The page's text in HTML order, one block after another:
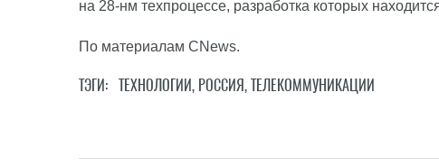
на 28-нм техпроцессе, разработка которых
По материалам CNews.
ТЭГИ: ТЕХНОЛОГИИ, РОССИЯ,ТЕЛЕКОММУНИКАЦИИ